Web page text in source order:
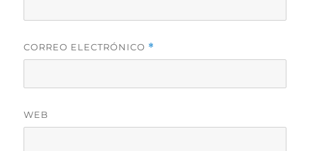
CORREO ELECTRÓNICO *
WEB